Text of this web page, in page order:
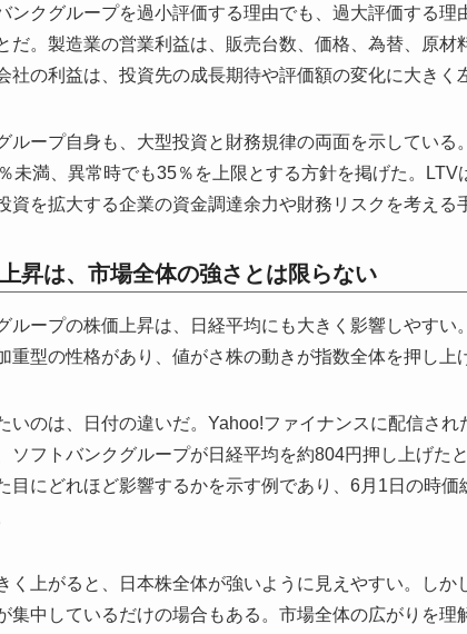
ンクグループを過小評価する理由でも、過大評価する
だ。製造業の営業利益は、販売台数、価格、為替、原材
社の利益は、投資先の成長期待や評価額の変化に大きく
ループ自身も、大型投資と財務規律の両面を示している
未満、異常時でも35％を上限とする方針を掲げた。
資を拡大する企業の資金調達余力や財務リスクを考える
昇は、市場全体の強さとは限らない
ループの株価上昇は、日経平均にも大きく影響しやす
重型の性格があり、値がさ株の動きが指数全体を押し上
いのは、日付の違いだ。Yahoo!ファイナンスに配信さ
ソフトバンクグループが日経平均を約804円押し上げた
目にどれほど影響するかを示す例であり、6月1日の時
く上がると、日本株全体が強いように見えやすい。し
集中しているだけの場合もある。市場全体の広がりを理